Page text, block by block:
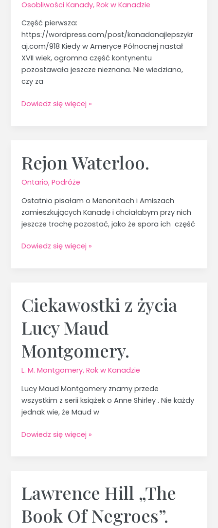
Osobliwości Kanady,Rok w Kanadzie
Część pierwsza:
https://wordpress.com/post/kanadanajlepszykr
aj.com/918 Kiedy w Ameryce Północnej nastał
XVII wiek, ogromna część kontynentu
pozostawała jeszcze nieznana. Nie wiedziano,
czy za
2.
Dowiedz się więcej »
Rejon Waterloo.
Ontario,Podróże
Ostatnio pisałam o Menonitach i Amiszach
zamieszkujących Kanadę i chciałabym przy nich
jeszcze trochę pozostać, jako że spora ich część
Rejon
Waterloo.
Dowiedz się więcej »
Ciekawostki z życia
Lucy Maud
Montgomery.
L. M. Montgomery,Rok w Kanadzie
Lucy Maud Montgomery znamy przede
wszystkim z serii książek o Anne Shirley . Nie każdy
jednak wie, że Maud w
Ciekawostki
z
życia
Lucy
Maud
Montgomery.
Dowiedz się więcej »
Lawrence Hill „The
Book Of Negroes”.
Lawrence
Hill
„The
Book